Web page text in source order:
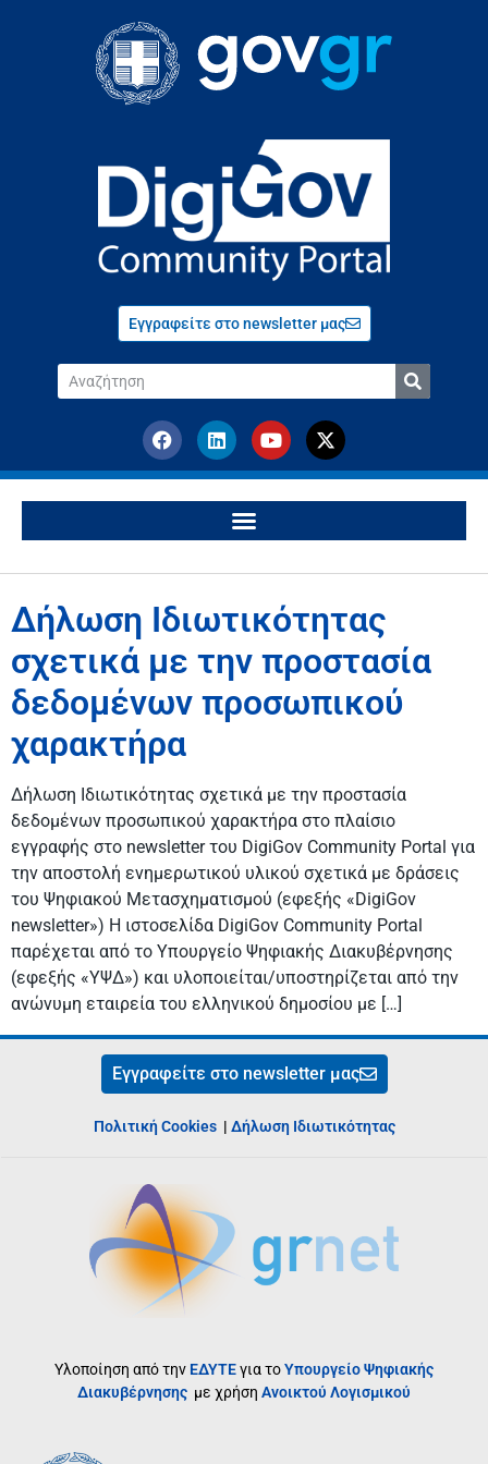
Εγγραφείτε στο newsletter μας
Δήλωση Ιδιωτικότητας
σχετικά με την προστασία
δεδομένων προσωπικού
χαρακτήρα
Δήλωση Ιδιωτικότητας σχετικά με την προστασία
δεδομένων προσωπικού χαρακτήρα στο πλαίσιο
εγγραφής στο newsletter του DigiGov Community Portal για
την αποστολή ενημερωτικού υλικού σχετικά με δράσεις
του Ψηφιακού Μετασχηματισμού (εφεξής «DigiGov
newsletter») Η ιστοσελίδα DigiGov Community Portal
παρέχεται από το Υπουργείο Ψηφιακής Διακυβέρνησης
(εφεξής «ΥΨΔ») και υλοποιείται/υποστηρίζεται από την
ανώνυμη εταιρεία του ελληνικού δημοσίου με […]
Εγγραφείτε στο newsletter μας
Πολιτική Cookies | Δήλωση Ιδιωτικότητας
Υλοποίηση από την ΕΔΥΤΕγια τοΥπουργείο Ψηφιακής
Διακυβέρνησης με χρήση Ανοικτού Λογισμικού